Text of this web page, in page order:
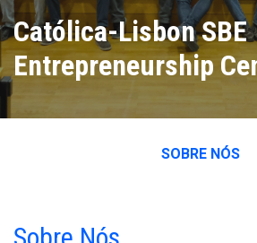
Católica-Lisbon SBE
Entrepreneurship
SOBRE NÓS